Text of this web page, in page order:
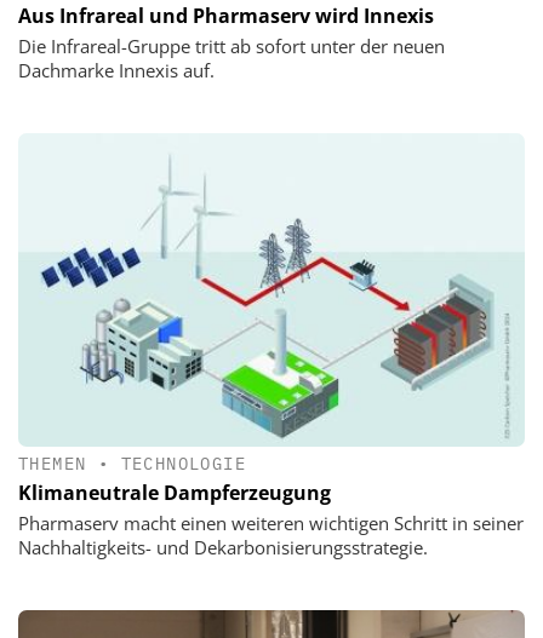
Aus Infrareal und Pharmaserv wird Innexis
Die Infrareal-Gruppe tritt ab sofort unter der neuen
Dachmarke Innexis auf.
THEMEN • TECHNOLOGIE
Klimaneutrale Dampferzeugung
Pharmaserv macht einen weiteren wichtigen Schritt in seiner
Nachhaltigkeits- und Dekarbonisierungsstrategie.